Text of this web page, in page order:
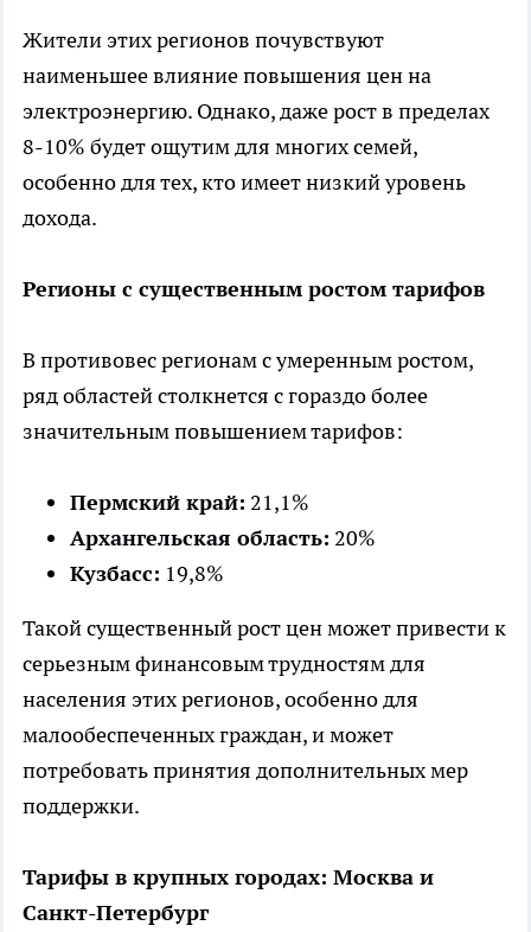
Жители этих регионов почувствуют
наименьшее влияние повышения цен на
электроэнергию. Однако, даже рост в пределах
8-10% будет ощутим для многих семей,
особенно для тех, кто имеет низкий уровень
дохода.
Регионы с существенным ростом тарифов
В противовес регионам с умеренным ростом,
ряд областей столкнется с гораздо более
значительным повышением тарифов:
Пермский край: 21,1%
Архангельская область: 20%
Кузбасс: 19,8%
Такой существенный рост цен может привести к
серьезным финансовым трудностям для
населения этих регионов, особенно для
малообеспеченных граждан, и может
потребовать принятия дополнительных мер
поддержки.
Тарифы в крупных городах: Москва и
Санкт-Петербург